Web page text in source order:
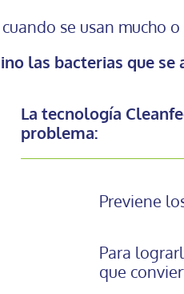
se usan mucho
las bacterias que
La tecnología
problema:
Previene
Para
que